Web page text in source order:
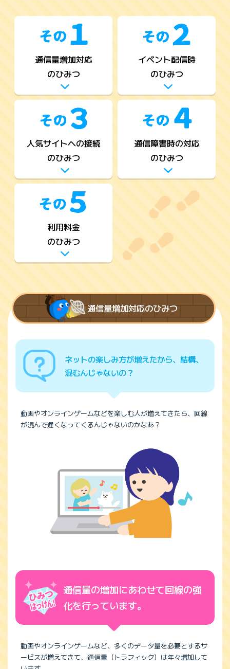
通信量増加対応
のひみつ
イベント配信時
のひみつ
人気サイトへの接続
のひみつ
通信障害時の対応
のひみつ
利用料金
のひみつ
通信量増加対応のひみつ
ネットの楽しみ方が増えたから、結構、
混むんじゃないの？
動画やオンラインゲームなどを楽しむ人が増えてきたら、回線
が混んで遅くなってくるんじゃないのかなあ？
通信量の増加にあわせて回線の強
化を行っています。
動画やオンラインゲームなど、多くのデータ量を必要とするサ
ービスが増えてきて、通信量（トラフィック）は年々増加して